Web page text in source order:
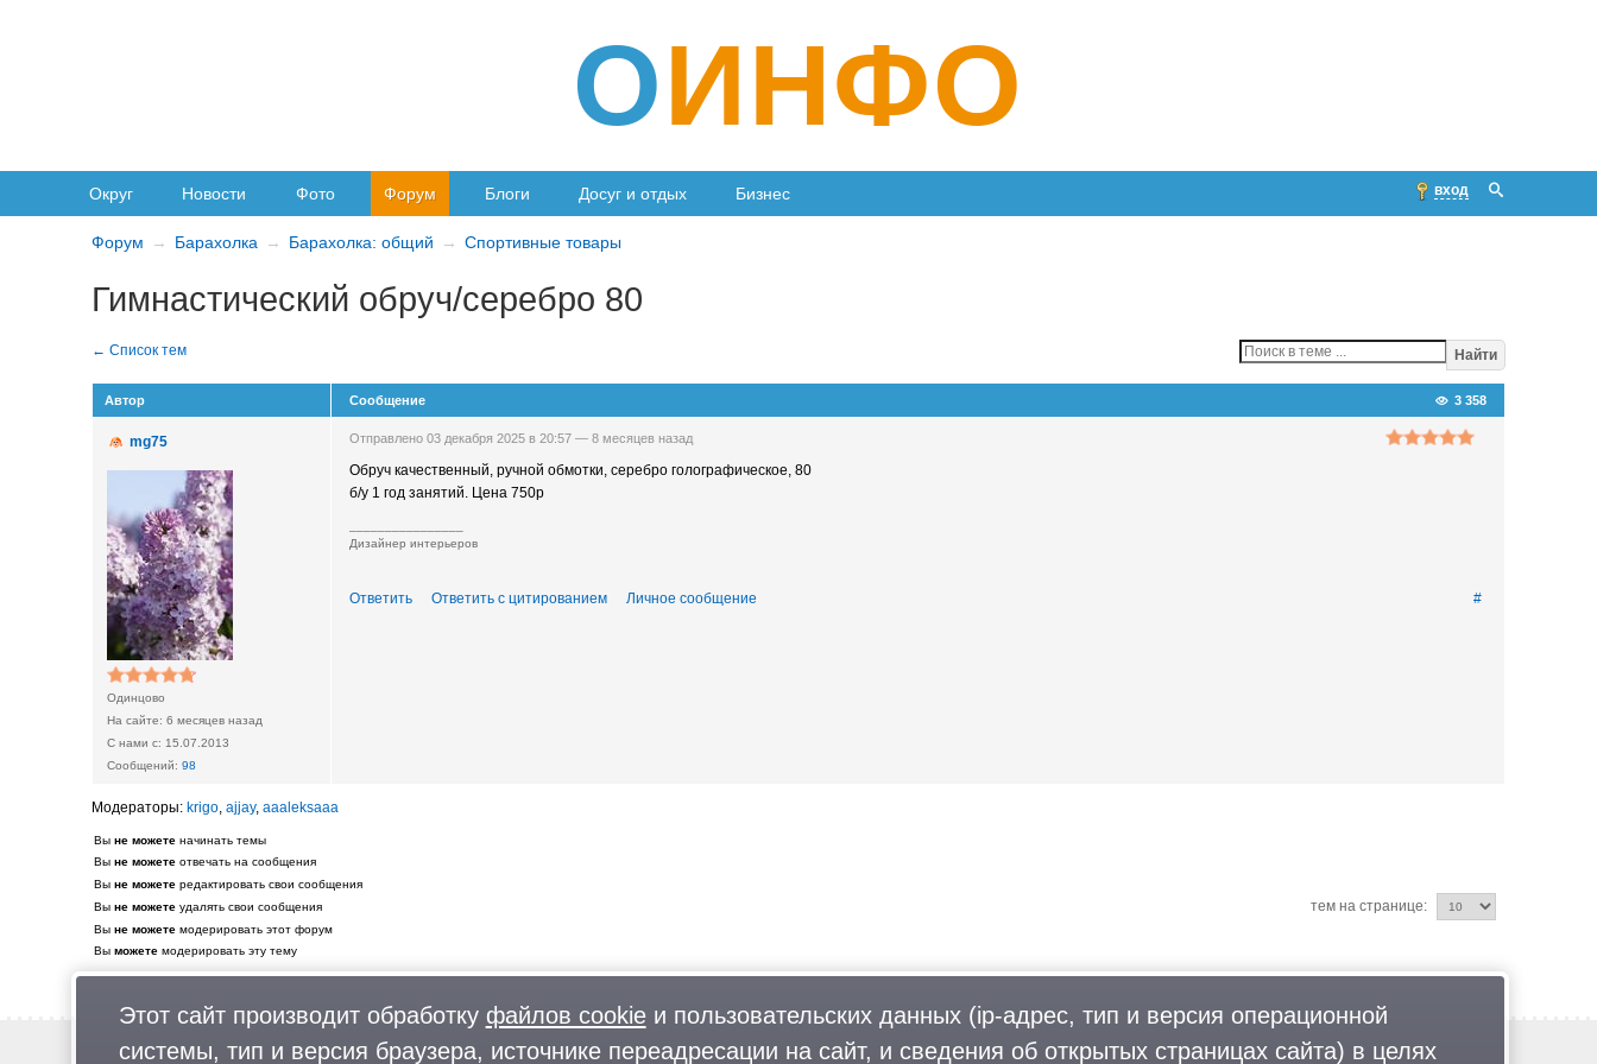
ОИНФО
Округ Новости Фото Форум Блоги Досуг и отдых Бизнес вход
Форум Барахолка Барахолка: общий Спортивные товары
Гимнастический обруч/серебро 80
Найти
Автор Сообщение 3 358
mg75
Одинцово
6 месяцев назад
15.07.2013
98
Отправлено 03 декабря 2025 в 20:57 — 8 месяцев назад
Обруч качественный, ручной обмотки, серебро голографическое, 80
б/у 1 год занятий. Цена 750р
Дизайнер интерьеров
#
Ответить Ответить с цитированием Личное сообщение
krigo ajjay, aaaleksaaa
Вы не можете начинать темы
Вы не можете отвечать на сообщения
Вы не можете редактировать свои сообщения
Вы не можете удалять свои сообщения
Вы не можете модерировать этот форум
Вы можете модерировать эту тему
тем на странице:
Новости Фото О городском округе Обратная связь
Этот сайт производит обработку файлов cookieи пользовательских данных (ip-адрес, тип и версия операционной
системы, тип и версия браузера, источнике переадресации на сайт, и сведения об открытых страницах сайта) в целях